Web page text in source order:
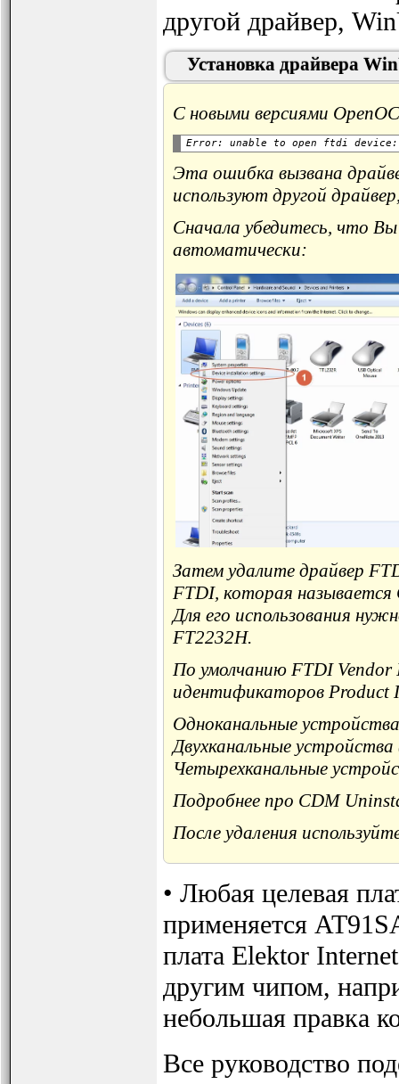
другой драйвер,
Установка драйвера
С новыми версиями
Эта ошибка вызвана
используют другой
Сначала убедитесь, что Вы
автоматически:
Затем удалите драйвер
FTDI, которая
Для его использования
FT2232H.
По умолчанию FTDI Vendor
идентификаторов Product
Одноканальные
Двухканальные
Четырехканальные
Подробнее про CDM
После удаления
• Любая целевая
применяется
плата Elektor
другим чипом,
небольшая правка
Все руководство